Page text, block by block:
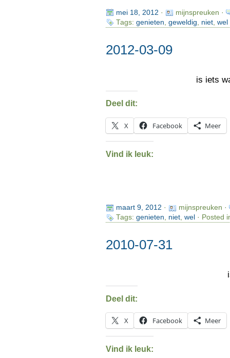
mei 18, 2012 ·
mijnspreuken ·
Tags: genieten geweldig niet, wel
2012-03-09
is iets
Deel dit:
X Facebook Meer
Vind ik leuk:
maart 9, 2012 ·
mijnspreuken ·
Tags: genieten, niet, wel · Posted
2010-07-31
Deel dit:
X Facebook Meer
Vind ik leuk: